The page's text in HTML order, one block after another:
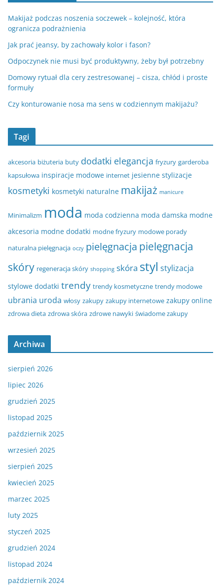
Makijaż podczas noszenia soczewek – kolejność, która
ogranicza podrażnienia
Jak prać jeansy, by zachowały kolor i fason?
Odpoczynek nie musi być produktywny, żeby był potrzebny
Domowy rytuał dla cery zestresowanej – cisza, chłód i proste
formuły
Czy konturowanie nosa ma sens w codziennym makijażu?
Tagi
akcesoria biżuteria buty dodatki elegancja fryzury garderoba
kapsułowa inspiracje modowe internet jesienne stylizacje
kosmetyki kosmetyki naturalne makijaż manicure
Minimalizm moda moda codzienna moda damska modne
akcesoria modne dodatki modne fryzury modowe porady
naturalna pielęgnacja oczy pielęgnacja pielęgnacja
skóry regeneracja skóry shopping skóra styl stylizacja
stylowe dodatki trendy trendy kosmetyczne trendy modowe
ubrania uroda włosy zakupy zakupy internetowe zakupy online
zdrowa dieta zdrowa skóra zdrowe nawyki świadome zakupy
Archiwa
sierpień 2026
lipiec 2026
grudzień 2025
listopad 2025
październik 2025
wrzesień 2025
sierpień 2025
kwiecień 2025
marzec 2025
luty 2025
styczeń 2025
grudzień 2024
listopad 2024
październik 2024